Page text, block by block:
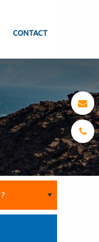
CONTACT